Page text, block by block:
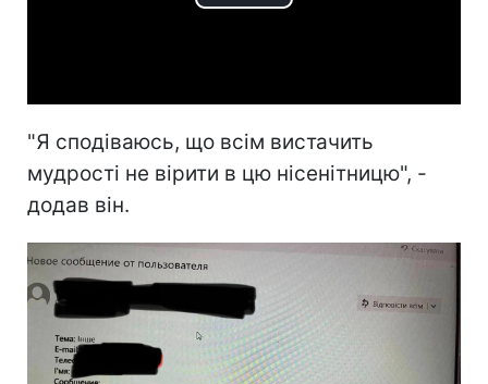
"Я сподіваюсь, що всім вистачить
мудрості не вірити в цю нісенітницю", -
додав він.